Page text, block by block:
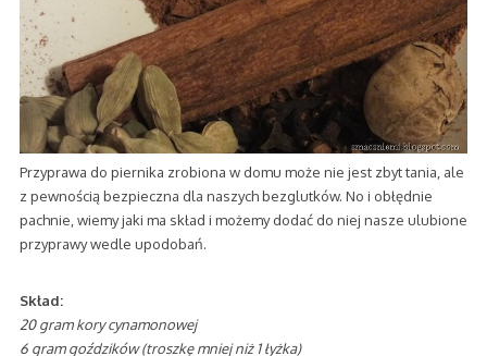
Przyprawa do piernika zrobiona w domu może nie jest zbyt tania, ale
z pewnością bezpieczna dla naszych bezglutków. No i obłędnie
pachnie, wiemy jaki ma skład i możemy dodać do niej nasze ulubione
przyprawy wedle upodobań.
Skład:
20 gram kory cynamonowej
6 gram goździków (troszkę mniej niż 1 łyżka)